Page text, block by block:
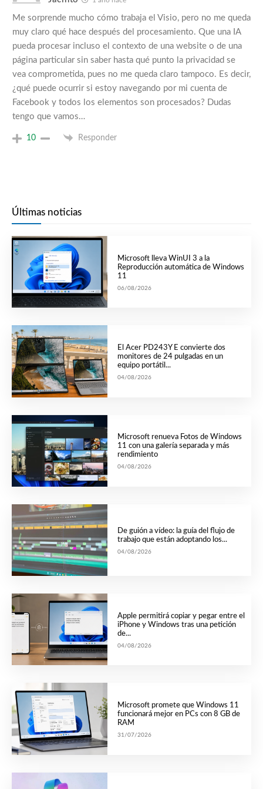
Me sorprende mucho cómo trabaja el Visio, pero no me queda
muy claro qué hace después del procesamiento. Que una IA
pueda procesar incluso el contexto de una website o de una
página particular sin saber hasta qué punto la privacidad se
vea comprometida, pues no me queda claro tampoco. Es decir,
¿qué puede ocurrir si estoy navegando por mi cuenta de
Facebook y todos los elementos son procesados? Dudas
tengo que vamos…
10 Responder
Últimas noticias
Microsoft lleva WinUI 3 a la
Reproducción automática de Windows
11
06/08/2026
El Acer PD243Y E convierte dos
monitores de 24 pulgadas en un
equipo portátil...
04/08/2026
Microsoft renueva Fotos de Windows
11 con una galería separada y más
rendimiento
04/08/2026
De guión a vídeo: la guía del flujo de
trabajo que están adoptando los...
04/08/2026
Apple permitirá copiar y pegar entre el
iPhone y Windows tras una petición
de...
04/08/2026
Microsoft promete que Windows 11
funcionará mejor en PCs con 8 GB de
RAM
31/07/2026